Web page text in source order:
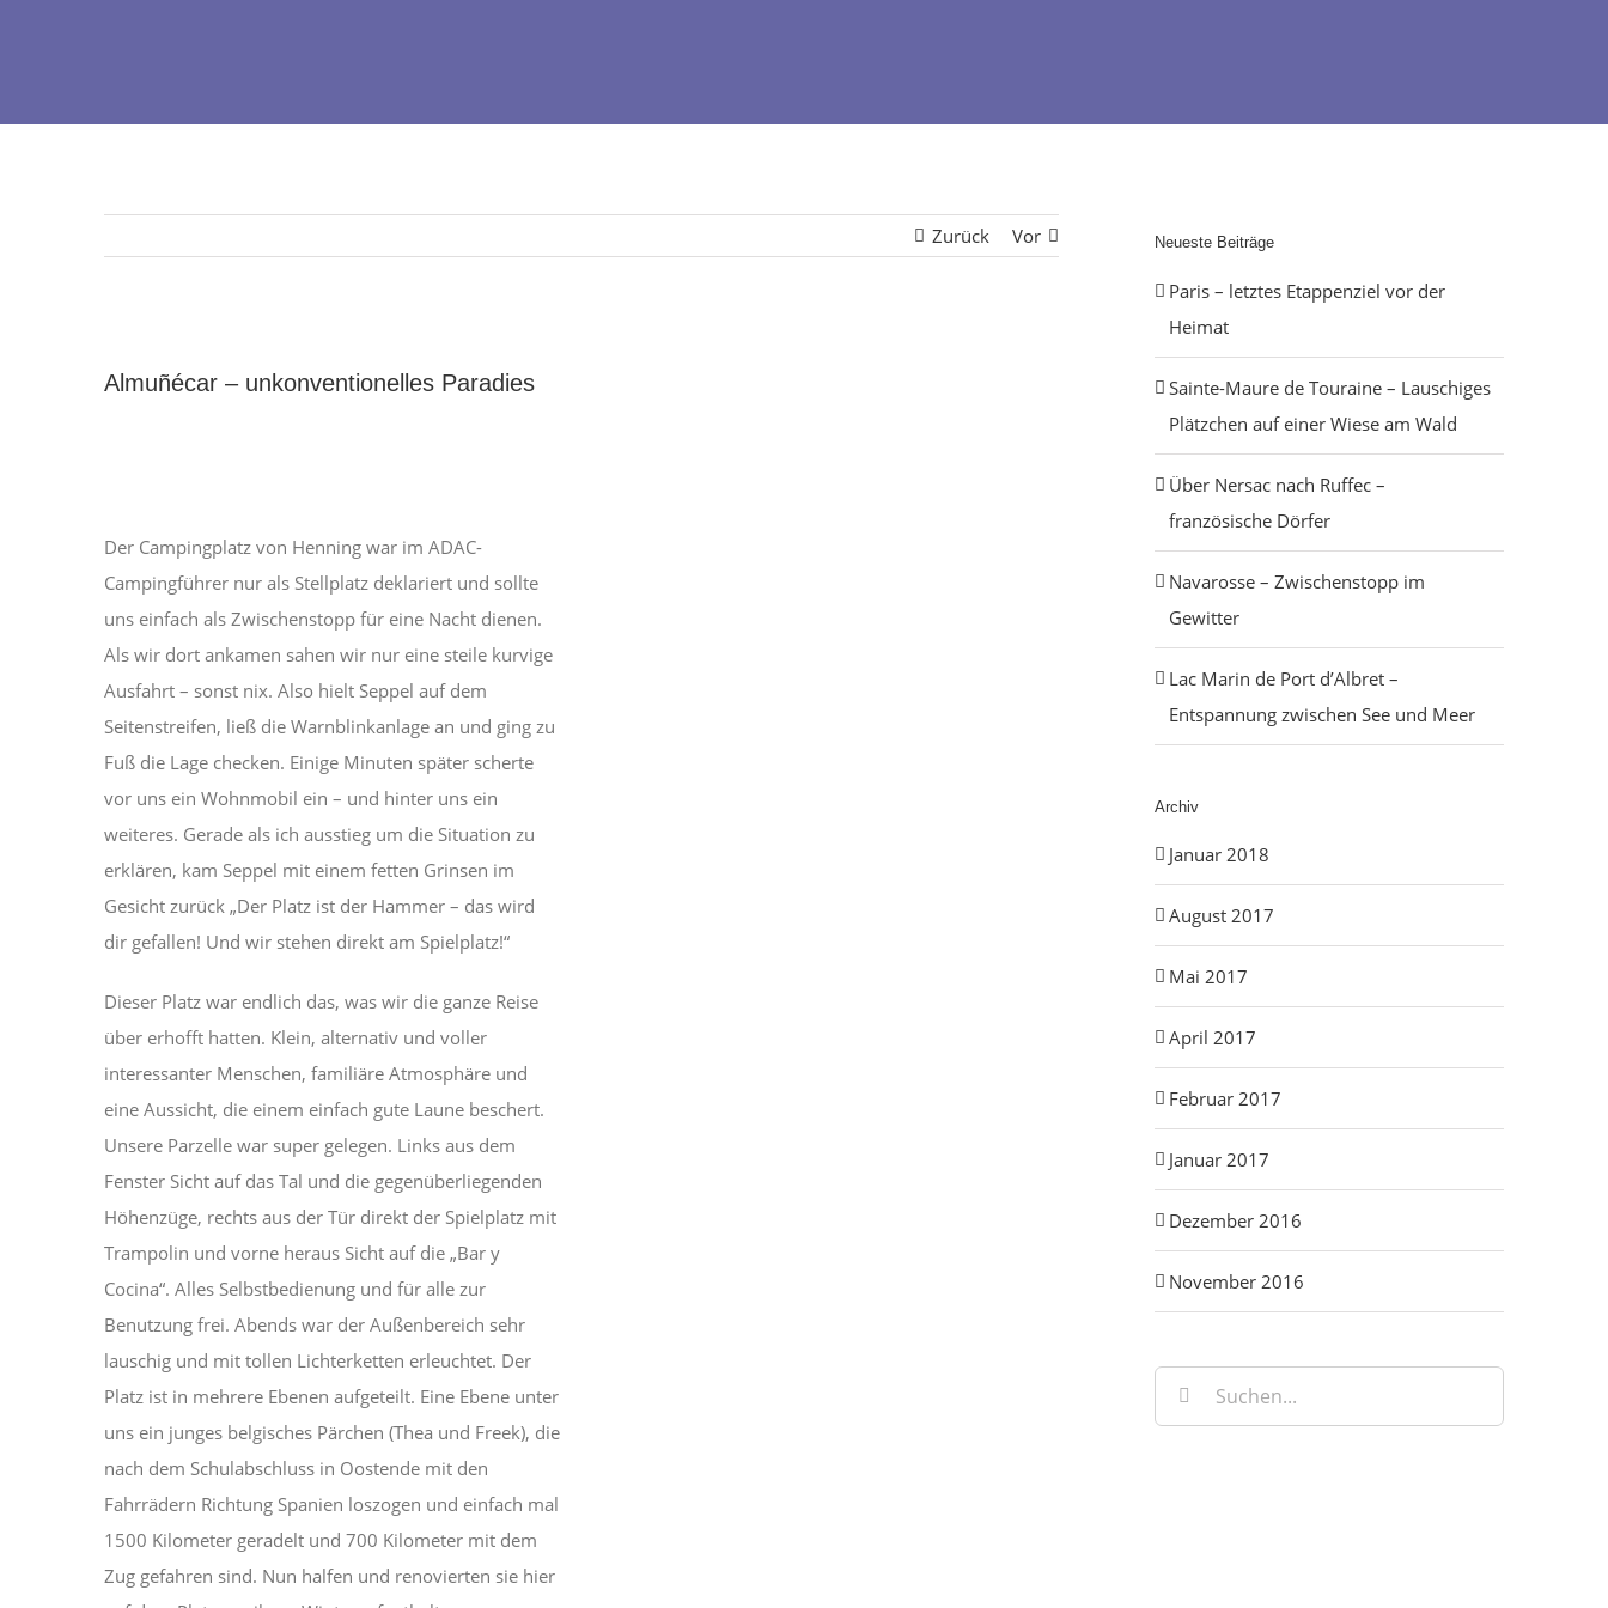
Zurück Vor
grösseres
Almuñécar – unkonventionelles Paradies
Der Campingplatz von Henning war im ADAC-
Campingführer nur als Stellplatz deklariert und sollte
uns einfach als Zwischenstopp für eine Nacht dienen.
Als wir dort ankamen sahen wir nur eine steile kurvige
Ausfahrt – sonst nix. Also hielt Seppel auf dem
Seitenstreifen, ließ die Warnblinkanlage an und ging zu
Fuß die Lage checken. Einige Minuten später scherte
vor uns ein Wohnmobil ein – und hinter uns ein
weiteres. Gerade als ich ausstieg um die Situation zu
erklären, kam Seppel mit einem fetten Grinsen im
Gesicht zurück „Der Platz ist der Hammer – das wird
dir gefallen! Und wir stehen direkt am Spielplatz!“
Dieser Platz war endlich das, was wir die ganze Reise
über erhofft hatten. Klein, alternativ und voller
interessanter Menschen, familiäre Atmosphäre und
eine Aussicht, die einem einfach gute Laune beschert.
Unsere Parzelle war super gelegen. Links aus dem
Fenster Sicht auf das Tal und die gegenüberliegenden
Höhenzüge, rechts aus der Tür direkt der Spielplatz mit
Trampolin und vorne heraus Sicht auf die „Bar y
Cocina“. Alles Selbstbedienung und für alle zur
Benutzung frei. Abends war der Außenbereich sehr
lauschig und mit tollen Lichterketten erleuchtet. Der
Platz ist in mehrere Ebenen aufgeteilt. Eine Ebene unter
uns ein junges belgisches Pärchen (Thea und Freek), die
nach dem Schulabschluss in Oostende mit den
Fahrrädern Richtung Spanien loszogen und einfach mal
1500 Kilometer geradelt und 700 Kilometer mit dem
Zug gefahren sind. Nun halfen und renovierten sie hier
Neueste Beiträge
Paris – letztes Etappenziel vor der
Heimat
Sainte-Maure de Touraine – Lauschiges
Plätzchen auf einer Wiese am Wald
Über Nersac nach Ruffec –
französische Dörfer
Navarosse – Zwischenstopp im
Gewitter
Lac Marin de Port d’Albret –
Entspannung zwischen See und Meer
Archiv
Januar 2018
August 2017
Mai 2017
April 2017
Februar 2017
Januar 2017
Dezember 2016
November 2016
Suche
nach: